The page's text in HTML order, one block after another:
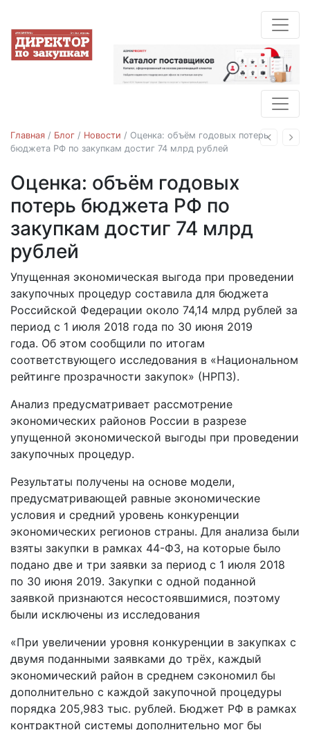
Назад
Главная / Блог / Новости / Оценка: объём годовых потерь
бюджета РФ по закупкам достиг 74 млрд рублей
Новости
Оценка: объём годовых
потерь бюджета РФ по
закупкам достиг 74 млрд
рублей
17.12.2019
Упущенная экономическая выгода при проведении
закупочных процедур составила для бюджета
Российской Федерации около 74,14 млрд рублей за
период с 1 июля 2018 года по 30 июня 2019
года. Об этом сообщили по итогам
соответствующего исследования в «Национальном
рейтинге прозрачности закупок» (НРПЗ).
Анализ предусматривает рассмотрение
экономических районов России в разрезе
упущенной экономической выгоды при проведении
закупочных процедур.
Результаты получены на основе модели,
предусматривающей равные экономические
условия и средний уровень конкуренции
экономических регионов страны. Для анализа были
взяты закупки в рамках 44-ФЗ, на которые было
подано две и три заявки за период с 1 июля 2018
по 30 июня 2019. Закупки с одной поданной
заявкой признаются несостоявшимися, поэтому
были исключены из исследования
«При увеличении уровня конкуренции в закупках с
двумя поданными заявками до трёх, каждый
экономический район в среднем сэкономил бы
дополнительно с каждой закупочной процедуры
порядка 205,983 тыс. рублей. Бюджет РФ в рамках
контрактной системы дополнительно мог бы